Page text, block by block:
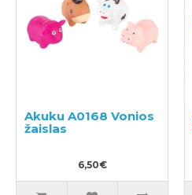
Akuku A0168 Vonios
žaislas
6,50€